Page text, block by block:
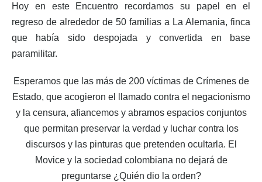
Hoy en este Encuentro recordamos su papel en el
regreso de alrededor de 50 familias a La Alemania, finca
que había sido despojada y convertida en base
paramilitar.
Esperamos que las más de 200 víctimas de Crímenes de
Estado, que acogieron el llamado contra el negacionismo
y la censura, afiancemos y abramos espacios conjuntos
que permitan preservar la verdad y luchar contra los
discursos y las pinturas que pretenden ocultarla. El
Movice y la sociedad colombiana no dejará de
preguntarse ¿Quién dio la orden?